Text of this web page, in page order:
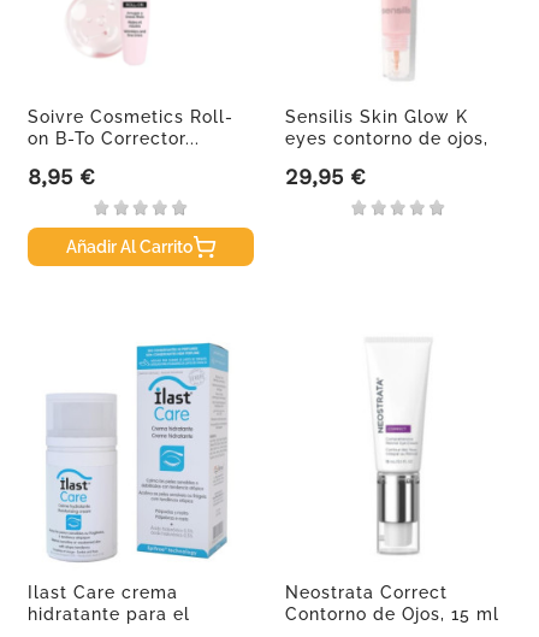
Soivre Cosmetics Roll-
on B-To Corrector...
Precio
8,95 €
Añadir Al Carrito
Sensilis Skin Glow K
eyes contorno de ojos,
Precio
29,95 €
Ilast Care crema
hidratante para el
Neostrata Correct
Contorno de Ojos, 15 ml